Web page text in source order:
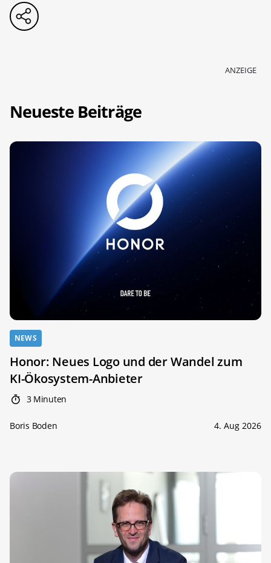
ANZEIGE
Neueste Beiträge
NEWS
Honor: Neues Logo und der Wandel zum
KI-Ökosystem-Anbieter
3 Minuten
Boris Boden 4. Aug 2026